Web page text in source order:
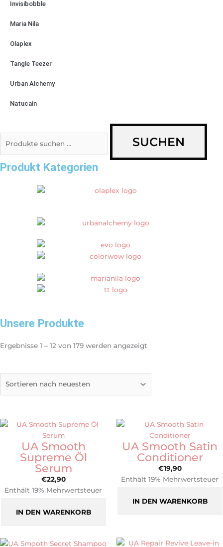
Invisibobble
Maria Nila
Olaplex
Tangle Teezer
Urban Alchemy
Natucain
SUCHEN
Produkt Kategorien
Unsere Produkte
Ergebnisse 1 – 12 von 179 werden angezeigt
UA Smooth
Supreme Öl
Serum
€22,90
Enthält 19% Mehrwertsteuer
IN DEN WARENKORB
UA Smooth Satin
Conditioner
€19,90
Enthält 19% Mehrwertsteuer
IN DEN WARENKORB